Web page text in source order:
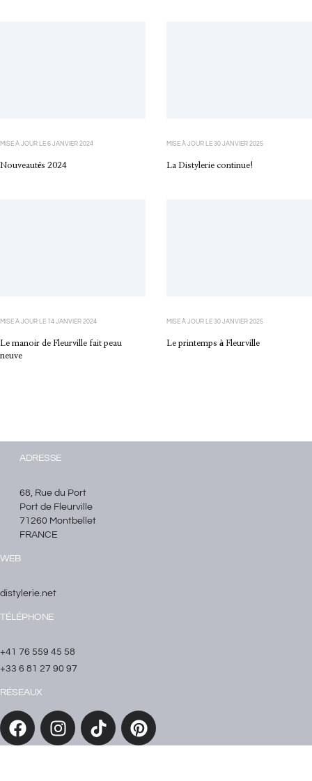
MISE À JOUR LE 6 JANVIER 2024
Nouveautés 2024
MISE À JOUR LE 30 JANVIER 2025
La Distylerie continue!
MISE À JOUR LE 14 JANVIER 2024
Le manoir de Fleurville fait peau
neuve
MISE À JOUR LE 30 JANVIER 2025
Le printemps à Fleurville
ADRESSE
68, Rue du Port
Port de Fleurville
71260 Montbellet
FRANCE
WEB
distylerie.net
TÉLÉPHONE
+41 76 559 45 58
+33 6 81 27 90 97
RÉSEAUX